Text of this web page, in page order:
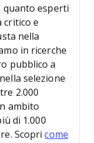
quanto esperti
critico e
nella
in ricerche
pubblico a
selezione
2.000
ambito
di 1.000
Scopricome